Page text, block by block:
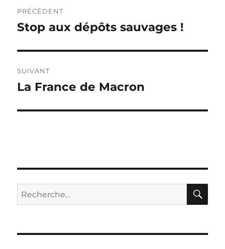
de
PRÉCÉDENT
Publication
Stop aux dépôts sauvages !
SUIVANT
Publication
La France de Macron
Recherche
pour :